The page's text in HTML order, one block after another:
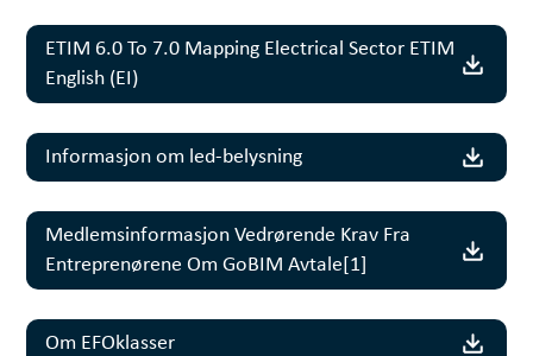
ETIM 6.0 To 7.0 Mapping Electrical Sector ETIM
English (EI)
Informasjon om led-belysning
Medlemsinformasjon Vedrørende Krav Fra
Entreprenørene Om GoBIM Avtale[1]
Om EFOklasser